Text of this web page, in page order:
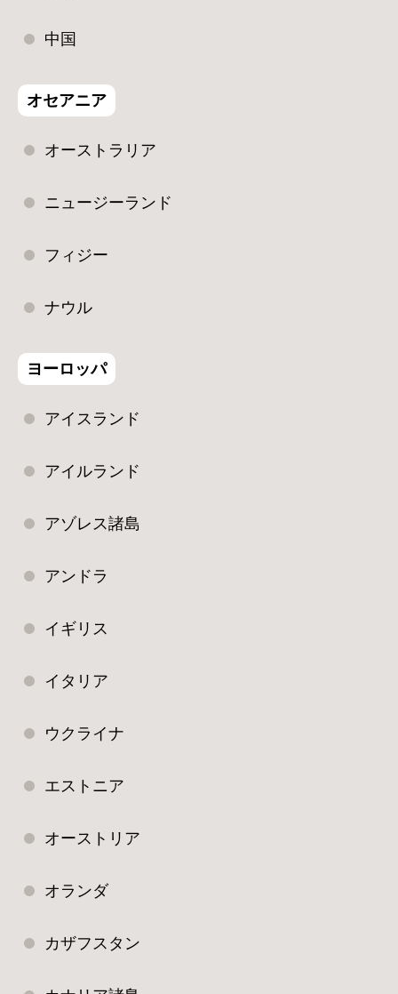
中国
オセアニア
オーストラリア
ニュージーランド
フィジー
ナウル
ヨーロッパ
アイスランド
アイルランド
アゾレス諸島
アンドラ
イギリス
イタリア
ウクライナ
エストニア
オーストリア
オランダ
カザフスタン